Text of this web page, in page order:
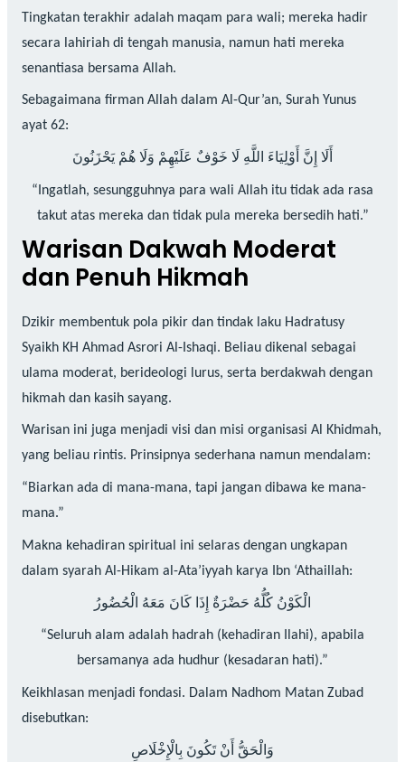
Tingkatan terakhir adalah maqam para wali; mereka hadir
secara lahiriah di tengah manusia, namun hati mereka
senantiasa bersama Allah.
Sebagaimana firman Allah dalam Al-Qur’an, Surah Yunus
ayat 62:
أَلَا إِنَّ أَوْلِيَاءَ اللَّهِ لَا خَوْفٌ عَلَيْهِمْ وَلَا هُمْ يَحْزَنُونَ
“Ingatlah, sesungguhnya para wali Allah itu tidak ada rasa
takut atas mereka dan tidak pula mereka bersedih hati.”
Warisan Dakwah Moderat
dan Penuh Hikmah
Dzikir membentuk pola pikir dan tindak laku Hadratusy
Syaikh KH Ahmad Asrori Al-Ishaqi. Beliau dikenal sebagai
ulama moderat, berideologi lurus, serta berdakwah dengan
hikmah dan kasih sayang.
Warisan ini juga menjadi visi dan misi organisasi Al Khidmah,
yang beliau rintis. Prinsipnya sederhana namun mendalam:
“Biarkan ada di mana-mana, tapi jangan dibawa ke mana-
mana.”
Makna kehadiran spiritual ini selaras dengan ungkapan
dalam syarah Al-Hikam al-Ata’iyyah karya Ibn ‘Athaillah:
الْكَوْنُ كُلُّهُ حَضْرَةٌ إِذَا كَانَ مَعَهُ الْحُضُورُ
“Seluruh alam adalah hadrah (kehadiran Ilahi), apabila
bersamanya ada hudhur (kesadaran hati).”
Keikhlasan menjadi fondasi. Dalam Nadhom Matan Zubad
disebutkan:
وَالْحَقُّ أَنْ تَكُونَ بِالْإِخْلَاصِ